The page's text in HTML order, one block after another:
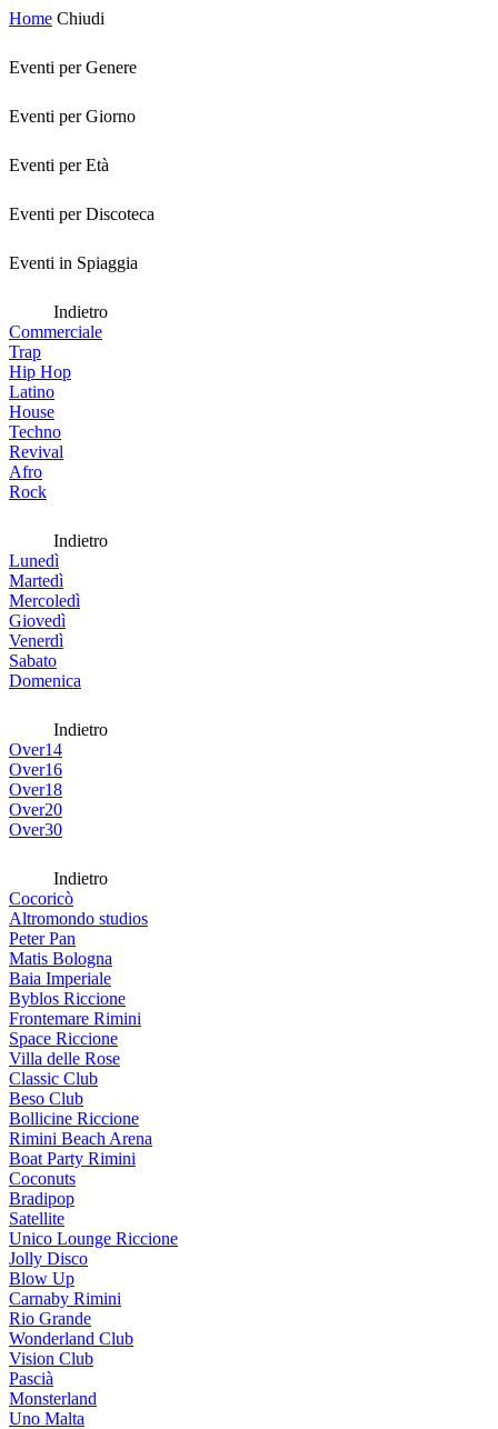
Home Chiudi
Eventi per Genere
Eventi per Giorno
Eventi per Età
Eventi per Discoteca
Eventi in Spiaggia
Indietro
Commerciale
Trap
Hip Hop
Latino
House
Techno
Revival
Afro
Rock
Indietro
Lunedì
Martedì
Mercoledì
Giovedì
Venerdì
Sabato
Domenica
Indietro
Over14
Over16
Over18
Over20
Over30
Indietro
Cocoricò
Altromondo studios
Peter Pan
Matis Bologna
Baia Imperiale
Byblos Riccione
Frontemare Rimini
Space Riccione
Villa delle Rose
Classic Club
Beso Club
Bollicine Riccione
Rimini Beach Arena
Boat Party Rimini
Coconuts
Bradipop
Satellite
Unico Lounge Riccione
Jolly Disco
Blow Up
Carnaby Rimini
Rio Grande
Wonderland Club
Vision Club
Pascià
Monsterland
Uno Malta